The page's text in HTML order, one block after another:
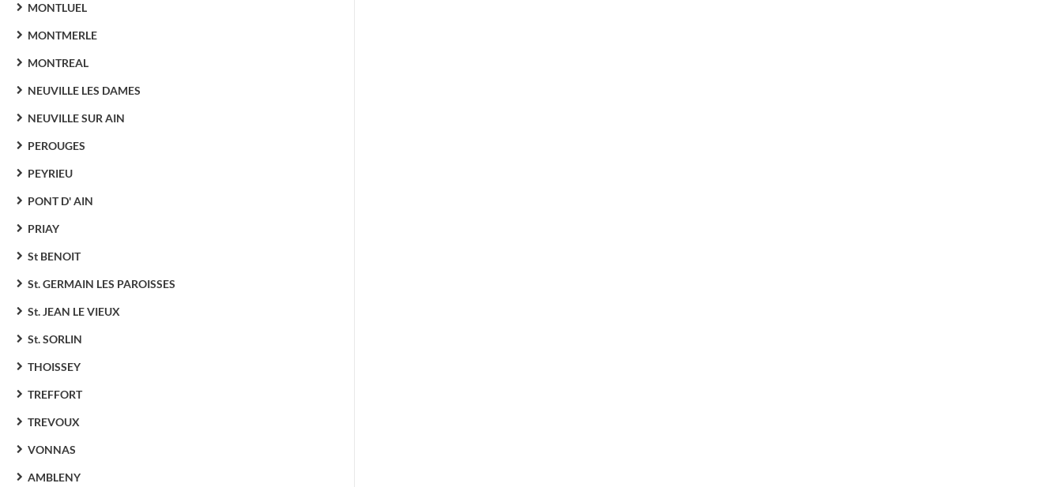
MONTLUEL
MONTMERLE
MONTREAL
NEUVILLE LES DAMES
NEUVILLE SUR AIN
PEROUGES
PEYRIEU
PONT D' AIN
PRIAY
St BENOIT
St. GERMAIN LES PAROISSES
St. JEAN LE VIEUX
St. SORLIN
THOISSEY
TREFFORT
TREVOUX
VONNAS
AMBLENY